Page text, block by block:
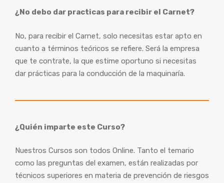
¿No debo dar practicas para recibir el Carnet?
No, para recibir el Carnet, solo necesitas estar apto en
cuanto a términos teóricos se refiere. Será la empresa
que te contrate, la que estime oportuno si necesitas
dar prácticas para la conducción de la maquinaría.
¿Quién imparte este Curso?
Nuestros Cursos son todos Online. Tanto el temario
como las preguntas del examen, están realizadas por
técnicos superiores en materia de prevención de riesgos